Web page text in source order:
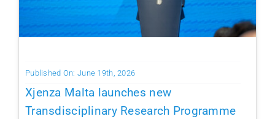
Published On: June 19th, 2026
Xjenza Malta launches new
Transdisciplinary Research Programme